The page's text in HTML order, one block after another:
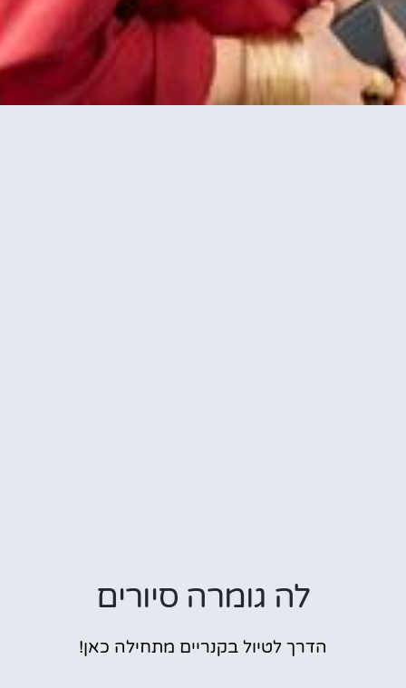
לה גומרה סיורים
הדרך לטיול בקנריים מתחילה כאן!